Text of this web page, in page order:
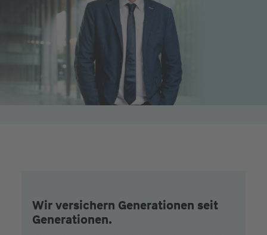
Wir versichern Generationen seit
Generationen.